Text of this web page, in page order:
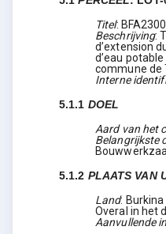
Titel:
Beschrijving:
d’extension
d’eau
commune de
Interne
5.1.1 DOEL
Aard van het
Belangrijkste
5.1.2 PLAATS VAN
Land: Burkina
Overal in het
Aanvullende